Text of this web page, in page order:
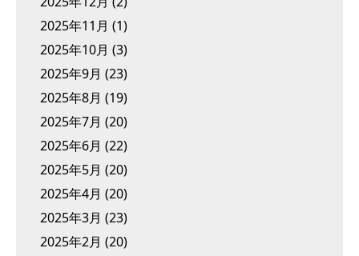
2025年11月 (1)
2025年10月 (3)
2025年9月 (23)
2025年8月 (19)
2025年7月 (20)
2025年6月 (22)
2025年5月 (20)
2025年4月 (20)
2025年3月 (23)
2025年2月 (20)